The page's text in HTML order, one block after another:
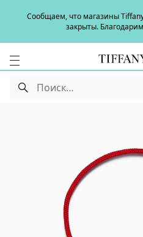
Сообщаем, что магазины
закрыты.